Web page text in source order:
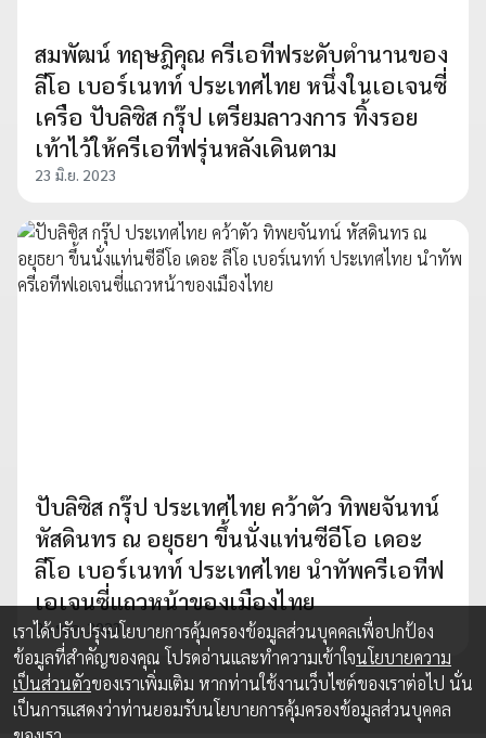
สมพัฒน์ ทฤษฎิคุณ ครีเอทีฟระดับตำนานของ
ลีโอ เบอร์เนทท์ ประเทศไทย หนึ่งในเอเจนซี่
เครือ ปับลิซิส กรุ๊ป เตรียมลาวงการ ทิ้งรอย
เท้าไว้ให้ครีเอทีฟรุ่นหลังเดินตาม
23 มิ.ย. 2023
ปับลิซิส กรุ๊ป ประเทศไทย คว้าตัว ทิพยจันทน์
หัสดินทร ณ อยุธยา ขึ้นนั่งแท่นซีอีโอ เดอะ
ลีโอ เบอร์เนทท์ ประเทศไทย นำทัพครีเอทีฟ
เอเจนซี่แถวหน้าของเมืองไทย
26 พ.ค. 2023
เราได้ปรับปรุงนโยบายการคุ้มครองข้อมูลส่วนบุคคลเพื่อปกป้อง
ข้อมูลที่สำคัญของคุณ โปรดอ่านและทำความเข้าใจนโยบายความ
เป็นส่วนตัวของเราเพิ่มเติม หากท่านใช้งานเว็บไซต์ของเราต่อไป นั่น
เป็นการแสดงว่าท่านยอมรับนโยบายการคุ้มครองข้อมูลส่วนบุคคล